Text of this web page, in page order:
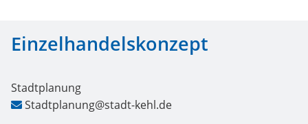
Einzelhandelskonzept
Stadtplanung
Stadtplanung@stadt-kehl.de